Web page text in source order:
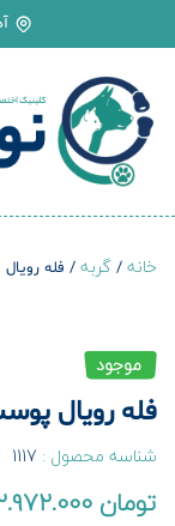
خانه / گربه / فله
موجود
فله رویال
شناسه محصول : 1117
تومان